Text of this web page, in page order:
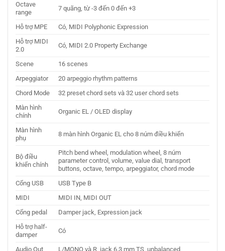
Octave
range
7 quãng, từ -3 đến 0 đến +3
Hỗ trợ MPE
Có, MIDI Polyphonic Expression
Hỗ trợ MIDI
2.0
Có, MIDI 2.0 Property Exchange
Scene
16 scenes
Arpeggiator
20 arpeggio rhythm patterns
Chord Mode
32 preset chord sets và 32 user chord sets
Màn hình
chính
Organic EL / OLED display
Màn hình
phụ
8 màn hình Organic EL cho 8 núm điều khiển
Bộ điều
khiển chính
Pitch bend wheel, modulation wheel, 8 núm
parameter control, volume, value dial, transport
buttons, octave, tempo, arpeggiator, chord mode
Cổng USB
USB Type B
MIDI
MIDI IN, MIDI OUT
Cổng pedal
Damper jack, Expression jack
Hỗ trợ half-
damper
Có
Audio Out
L/MONO và R, jack 6.3 mm TS, unbalanced